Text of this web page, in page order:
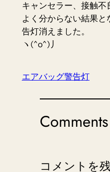
キャンセラー、接触不
よく分からない結果
告灯消えました。
ヽ(^o^)丿
エアバッグ警告灯
Comments
コメントを